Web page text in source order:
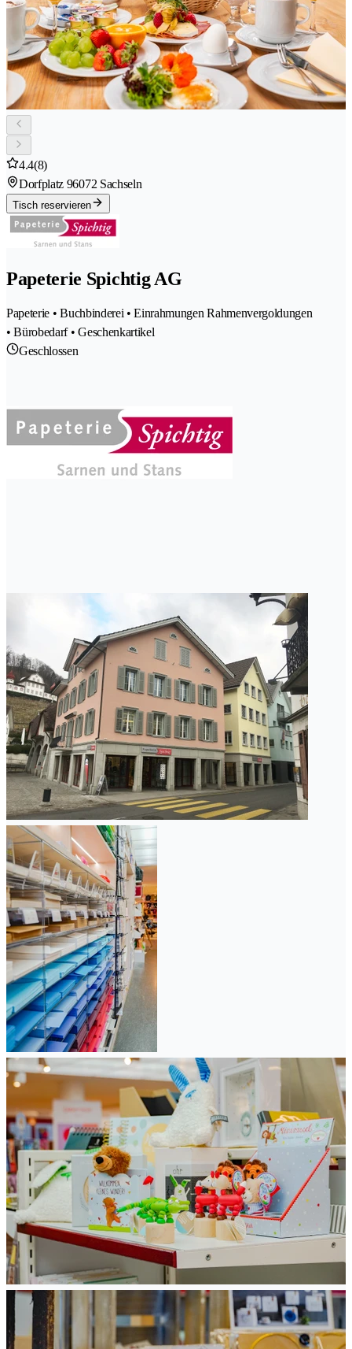
4.4(8)
Dorfplatz 96072 Sachseln
Tisch reservieren
Papeterie Spichtig AG
Papeterie • Buchbinderei • Einrahmungen Rahmenvergoldungen
• Bürobedarf • Geschenkartikel
Geschlossen